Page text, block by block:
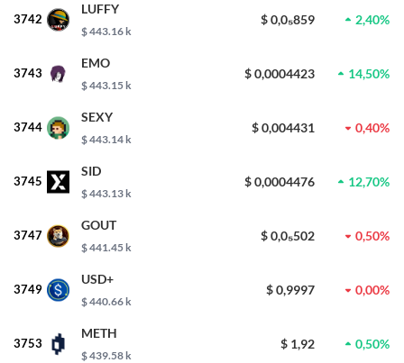
3742
LUFFY
$ 443.16 k
$ 0,0₅859 2,40%
3743
EMO
$ 443.15 k
$ 0,0004423 14,50%
3744
SEXY
$ 443.14 k
$ 0,004431 0,40%
3745
SID
$ 443.13 k
$ 0,0004476 12,70%
3747
GOUT
$ 441.45 k
$ 0,0₅502 0,50%
3749
USD+
$ 440.66 k
$ 0,9997 0,00%
3753
METH
$ 439.58 k
$ 1,92 0,50%